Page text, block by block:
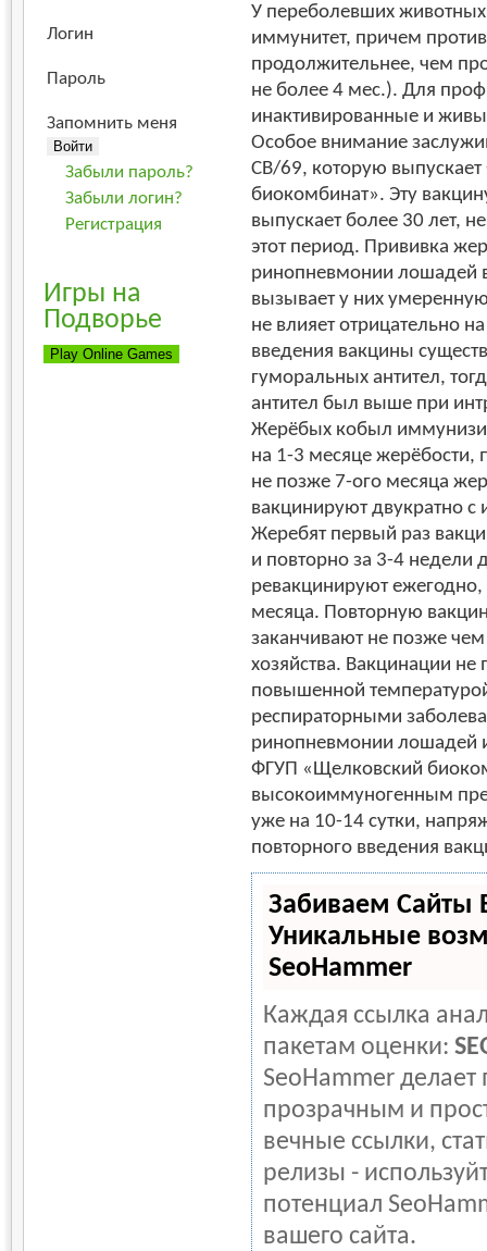
Логин
Пароль
Запомнить меня
Забыли пароль?
Забыли логин?
Регистрация
Игры на
Подворье
У переболевших животных
иммунитет, причем
продолжительнее, чем
не более 4 мес.). Для
инактивированные и
Особое внимание
СВ/69, которую
биокомбинат». Эту
выпускает более 30 лет,
этот период. Прививка
ринопневмонии лошадей
вызывает у них
не влияет отрицательно
введения вакцины
гуморальных антител,
антител был выше при
Жерёбых кобыл
на 1-3 месяце жерёбости,
не позже 7-ого месяца
вакцинируют двукратно
Жеребят первый раз
и повторно за 3-4
ревакцинируют
месяца. Повторную
заканчивают не позже
хозяйства. Вакцинации
повышенной
респираторными
ринопневмонии лошадей
ФГУП «Щелковский
высокоиммуногенным
уже на 10-14 сутки,
повторного введения
Забиваем
Уникальные
SeoHammer
Каждая ссылка
пакетам оценки:
SeoHammer
прозрачным и
вечные ссылки,
релизы -
потенциал
вашего сайта.